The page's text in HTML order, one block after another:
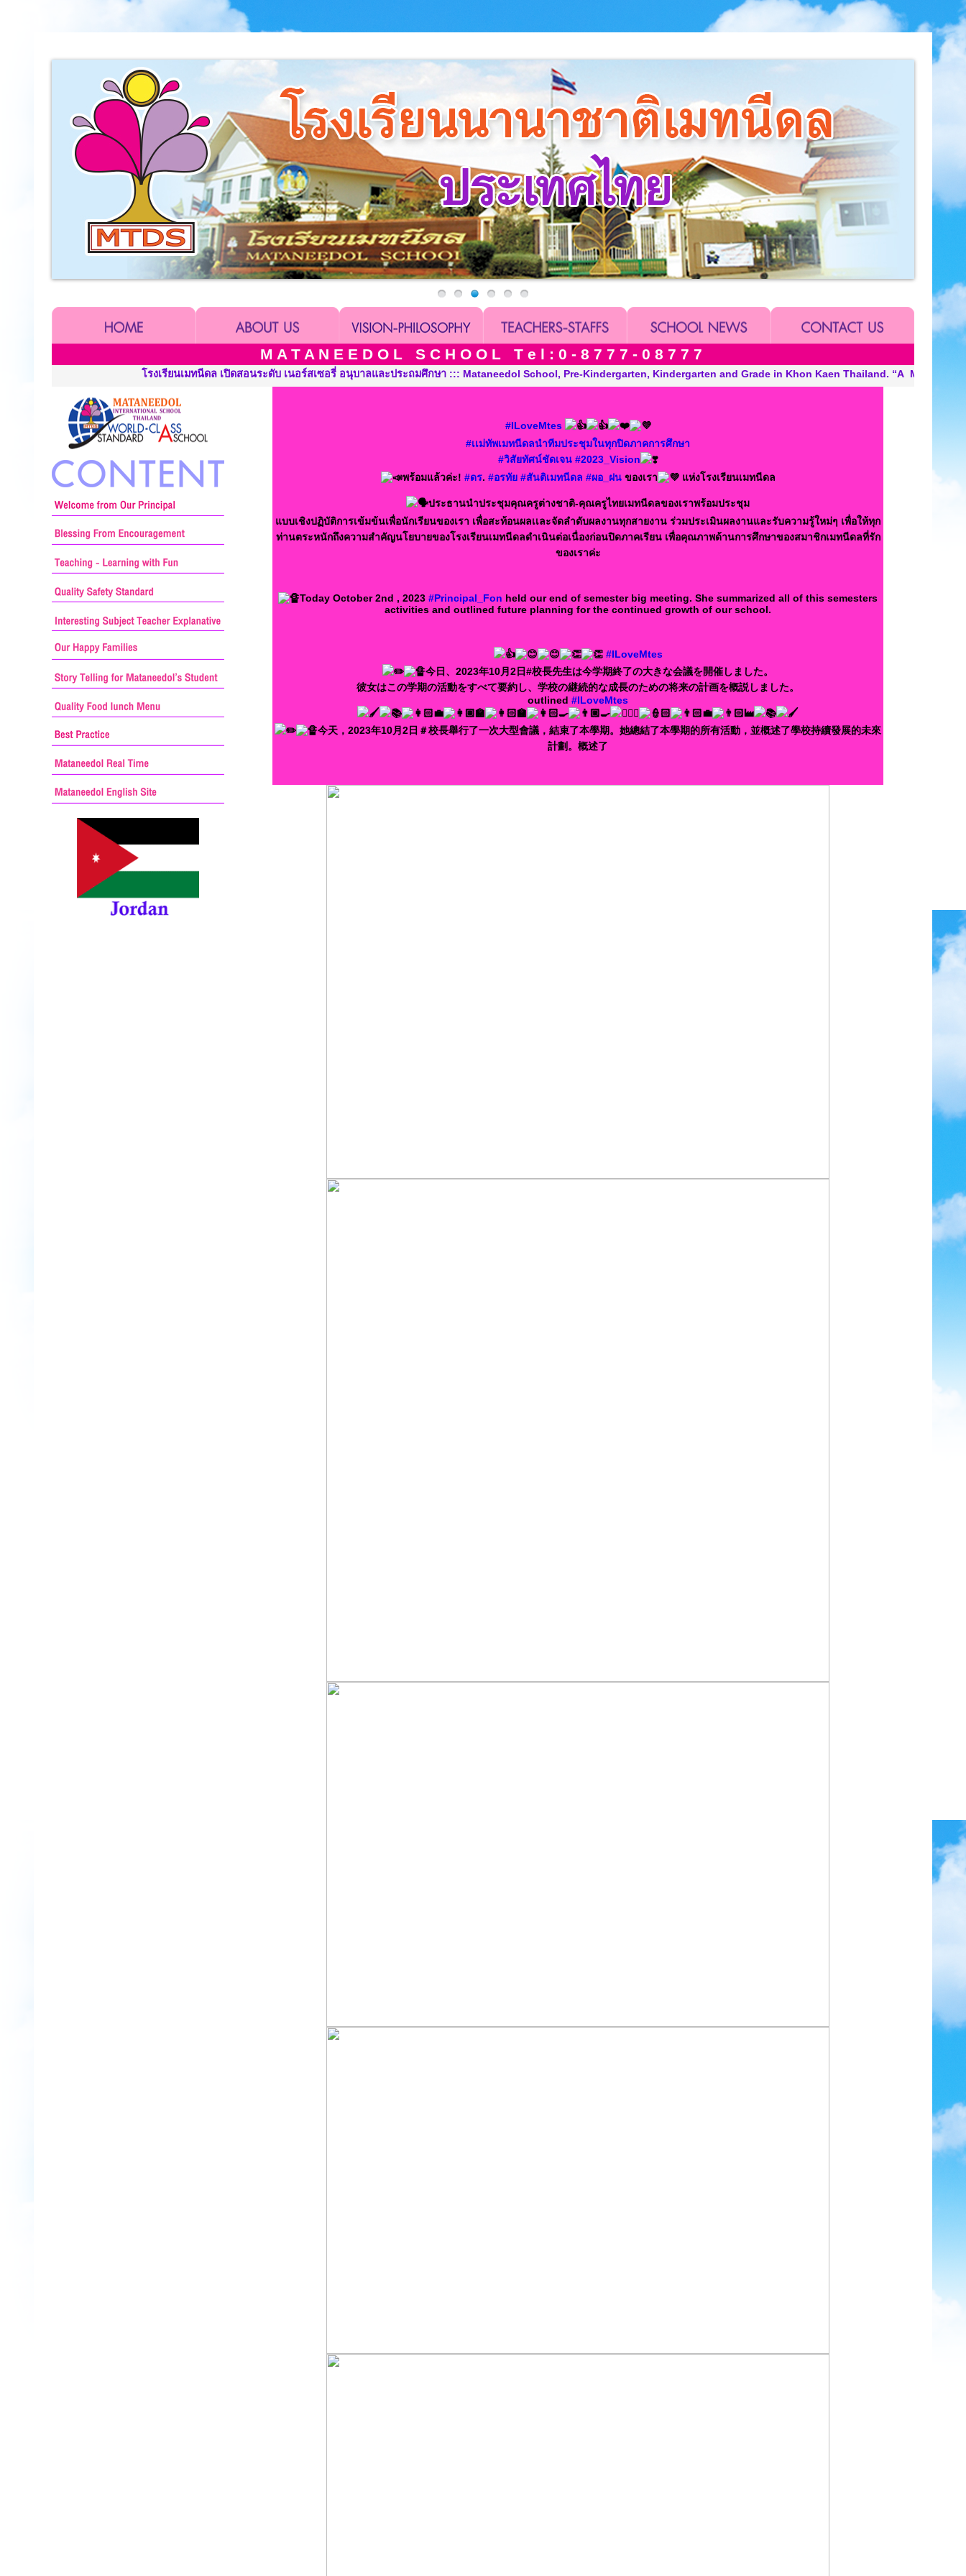
M A T A N E E D O L S C H O O L T e l : 0 - 8 7 7 7 - 0 8 7 7 7
โรงเรียนเมทนีดล เปิดสอนระดับ เนอร์สเซอรี่ อนุบาลและประถมศึกษา ::: Mataneedol School, Pre-Kindergarten, Kindergarten and Grade in Khon Kaen Thailand. “A Modern, Environmentally
#ILoveMtes
#เเม่ทัพเมทนีดลนำทีมประชุมในทุกปิดภาคการศึกษา
#วิสัยทัศน์ชัดเจน #2023_Vision
พร้อมแล้วค่ะ! #ดร. #อรทัย #สันติเมทนีดล #ผอ_ฝนของเรา แห่งโรงเรียนเมทนีดล
ประธานนำประชุมคุณครูต่างชาติ-คุณครูไทยเมทนีดลของเราพร้อมประชุม
แบบเชิงปฏิบัติการเข้มข้นเพื่อนักเรียนของเรา เพื่อสะท้อนผลเเละจัดลำดับผลงานทุกสายงาน ร่วมประเมินผลงานและรับความรู้ใหม่ๆ เพื่อให้ทุก
ท่านตระหนักถึงความสำคัญนโยบายของโรงเรียนเมทนีดลดำเนินต่อเนื่องก่อนปิดภาคเรียน เพื่อคุณภาพด้านการศึกษาของสมาชิกเมทนีดลที่รัก
ของเราค่ะ
Today October 2nd , 2023 #Principal_Fon held our end of semester big meeting. She summarized all of this semesters
activities and outlined future planning for the continued growth of our school.
#ILoveMtes
今日、2023年10月2日#校長先生は今学期終了の大きな会議を開催しました。
彼女はこの学期の活動をすべて要約し、学校の継続的な成長のための将来の計画を概説しました。
outlined #ILoveMtes
今天，2023年10月2日＃校長舉行了一次大型會議，結束了本學期。她總結了本學期的所有活動，並概述了學校持續發展的未來
計劃。概述了